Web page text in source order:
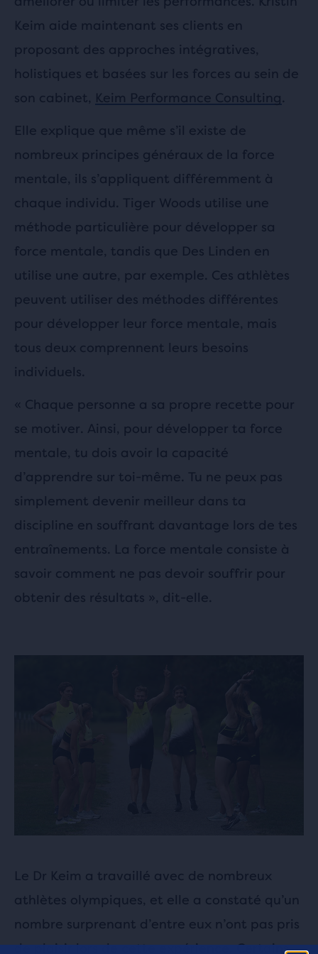
Keim aide maintenant ses clients en
proposant des approches intégratives,
holistiques et basées sur les forces au sein de
son cabinet, Keim Performance Consulting.
Elle explique que même s’il existe de
nombreux principes généraux de la force
mentale, ils s’appliquent différemment à
chaque individu. Tiger Woods utilise une
méthode particulière pour développer sa
force mentale, tandis que Des Linden en
utilise une autre, par exemple. Ces athlètes
peuvent utiliser des méthodes différentes
pour développer leur force mentale, mais
tous deux comprennent leurs besoins
individuels.
« Chaque personne a sa propre recette pour
se motiver. Ainsi, pour développer ta force
mentale, tu dois avoir la capacité
d’apprendre sur toi-même. Tu ne peux pas
simplement devenir meilleur dans ta
discipline en souffrant davantage lors de tes
entraînements. La force mentale consiste à
savoir comment ne pas devoir souffrir pour
obtenir des résultats », dit-elle.
Le Dr Keim a travaillé avec de nombreux
athlètes olympiques, et elle a constaté qu’un
nombre surprenant d’entre eux n’ont pas pris
de plaisir lors de cette expérience. Certains